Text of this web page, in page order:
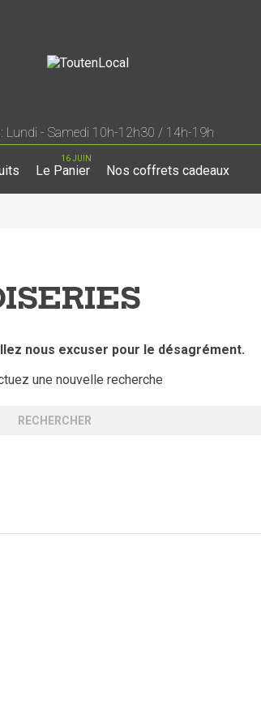
Lundi - Samedi 10h-12h30 / 14h-19h
Le Panier
16 JUIN
Nos coffrets cadeaux
nous excuser pour le désagrément.
une nouvelle recherche